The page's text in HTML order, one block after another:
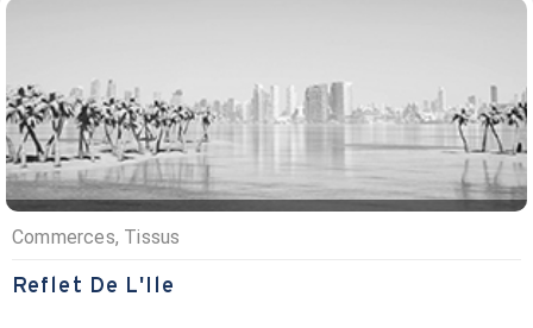
Commerces, Tissus
Reflet De L'Ile